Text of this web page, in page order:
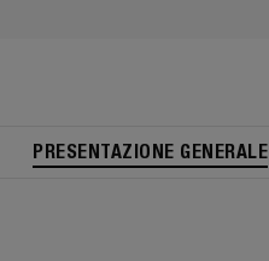
PRESENTAZIONE GENERALE